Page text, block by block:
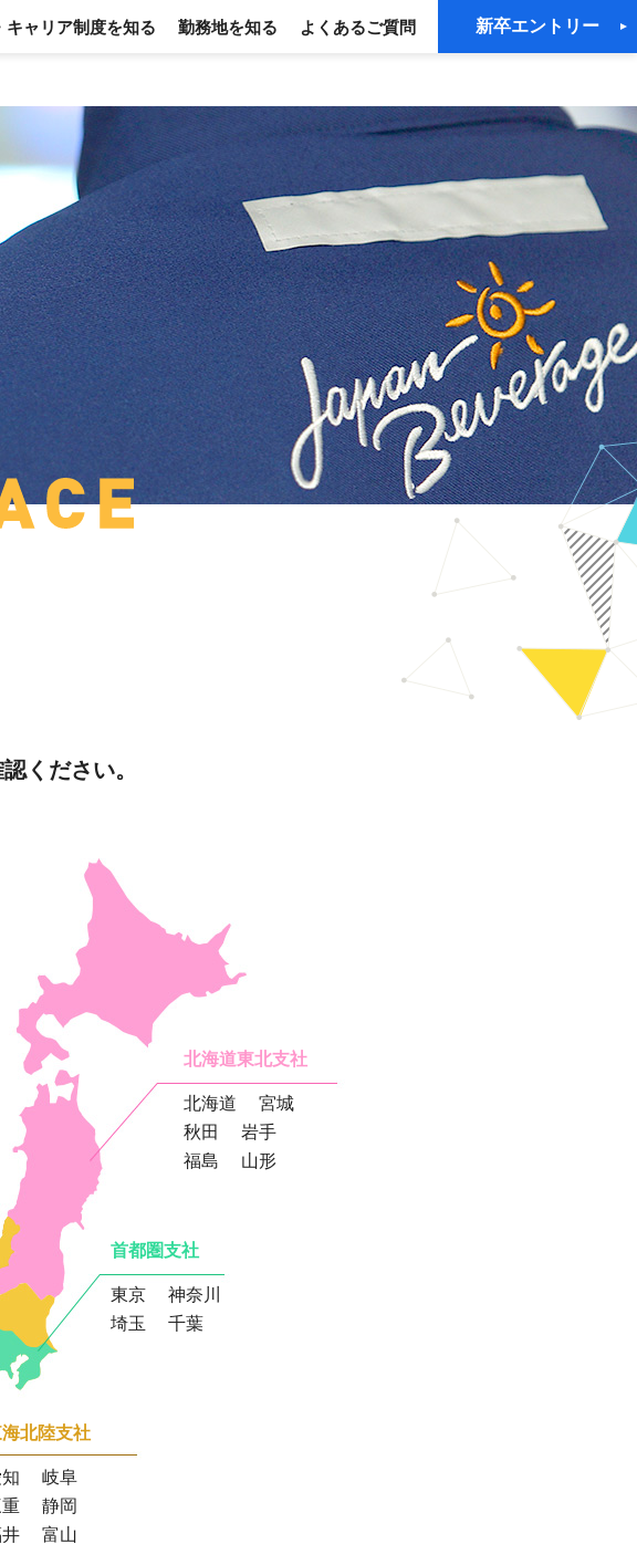
キャリア制度を知る 勤務地を知る よくあるご質問 新卒エントリー
ください。
北海道東北支社
北海道
宮城
秋田
岩手
福島
山形
首都圏支社
東京
神奈川
埼玉
千葉
北陸支社
岐阜
静岡
富山